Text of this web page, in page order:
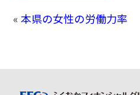
«本県の女性の労働力率